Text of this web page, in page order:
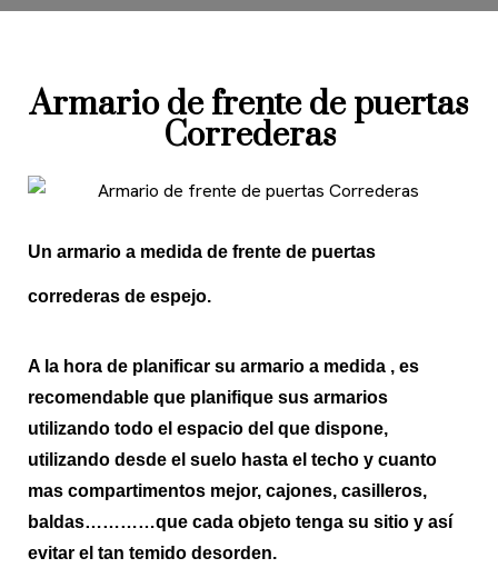
Armario de frente de puertas
Correderas
Un armario a medida de frente de puertas
correderas de espejo.
A la hora de planificar su armario a medida , es
recomendable que planifique sus armarios
utilizando todo el espacio del que dispone,
utilizando desde el suelo hasta el techo y cuanto
mas compartimentos mejor, cajones, casilleros,
baldas…………que cada objeto tenga su sitio y así
evitar el tan temido desorden.